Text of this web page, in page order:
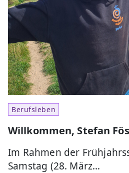
Berufsleben
Willkommen, Stefan
Im Rahmen der
Samstag (28. März…